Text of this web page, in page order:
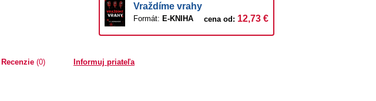
Vraždíme vrahy
Formát: E-KNIHA cena od: 12,73 €
Recenzie(0) Informuj priateľa